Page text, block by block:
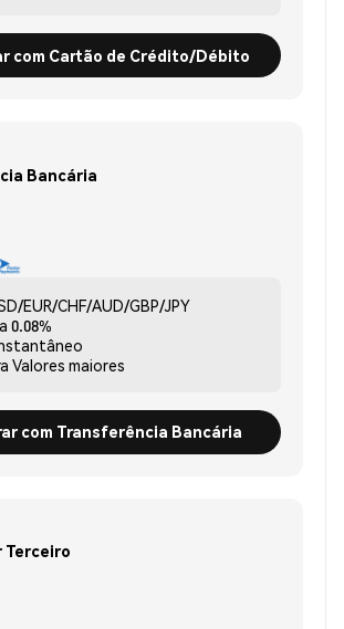
com Cartão de Crédito/Débito
Bancária
EUR/CHF/AUD/GBP/JPY
0.08%
Valores maiores
com Transferência Bancária
Terceiro